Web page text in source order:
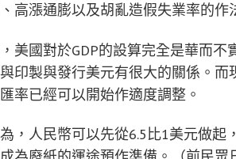
高漲通膨以及胡亂造假失業率的
美國對於GDP的設算完全是華而
印製與發行美元有很大的關係。
率已經可以開始作適度調整。
，人民幣可以先從6.5比1美元做